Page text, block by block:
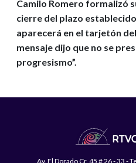
Camilo Romero formalizó
cierre del plazo
aparecerá en el tarjetón
mensaje dijo que no se
progresismo”.
Av. El Dorado Cr. 45 # 26 - 33 -